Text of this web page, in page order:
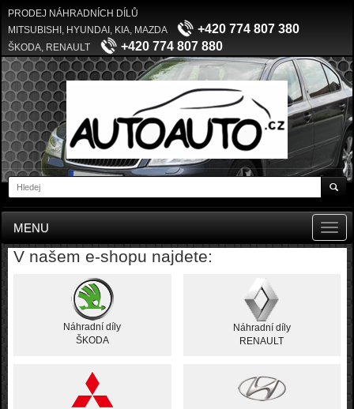
PRODEJ NÁHRADNÍCH DÍLŮ
MITSUBISHI, HYUNDAI, KIA, MAZDA
+420 774 807 380
ŠKODA, RENAULT +420 774 807 880
MENU
V našem e-shopu najdete:
Náhradní díly
ŠKODA
Náhradní díly
RENAULT